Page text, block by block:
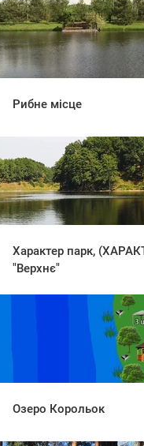
Рибне місце
Характер парк,
"Верхнє"
Озеро Корольок